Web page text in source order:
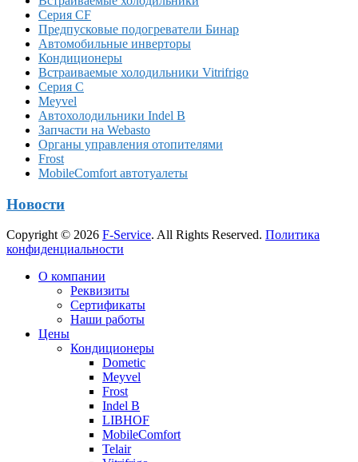
Серия CF
Предпусковые подогреватели Бинар
Автомобильные инверторы
Кондиционеры
Встраиваемые холодильники Vitrifrigo
Серия C
Meyvel
Автохолодильники Indel B
Запчасти на Webasto
Органы управления отопителями
Frost
MobileComfort автотуалеты
Новости
Copyright © 2026 F-Service. All Rights Reserved. Политика
конфиденциальности
вверх
О компании
Реквизиты
Сертификаты
Наши работы
Цены
Кондиционеры
Dometic
Meyvel
Frost
Indel B
LIBHOF
MobileComfort
Telair